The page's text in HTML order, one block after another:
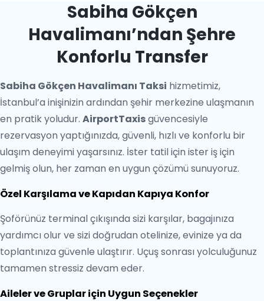
Sabiha Gökçen
Havalimanı’ndan Şehre
Konforlu Transfer
Sabiha Gökçen Havalimanı Taksi hizmetimiz,
İstanbul’a inişinizin ardından şehir merkezine ulaşmanın
en pratik yoludur. AirportTaxisgüvencesiyle
rezervasyon yaptığınızda, güvenli, hızlı ve konforlu bir
ulaşım deneyimi yaşarsınız. İster tatil için ister iş için
gelmiş olun, her zaman en uygun çözümü sunuyoruz.
Özel Karşılama ve Kapıdan Kapıya Konfor
Şoförünüz terminal çıkışında sizi karşılar, bagajınıza
yardımcı olur ve sizi doğrudan otelinize, evinize ya da
toplantınıza güvenle ulaştırır. Uçuş sonrası yolculuğunuz
tamamen stressiz devam eder.
Aileler ve Gruplar için Uygun Seçenekler